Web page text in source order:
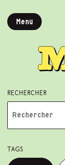
Menu
Rechercher
Tags